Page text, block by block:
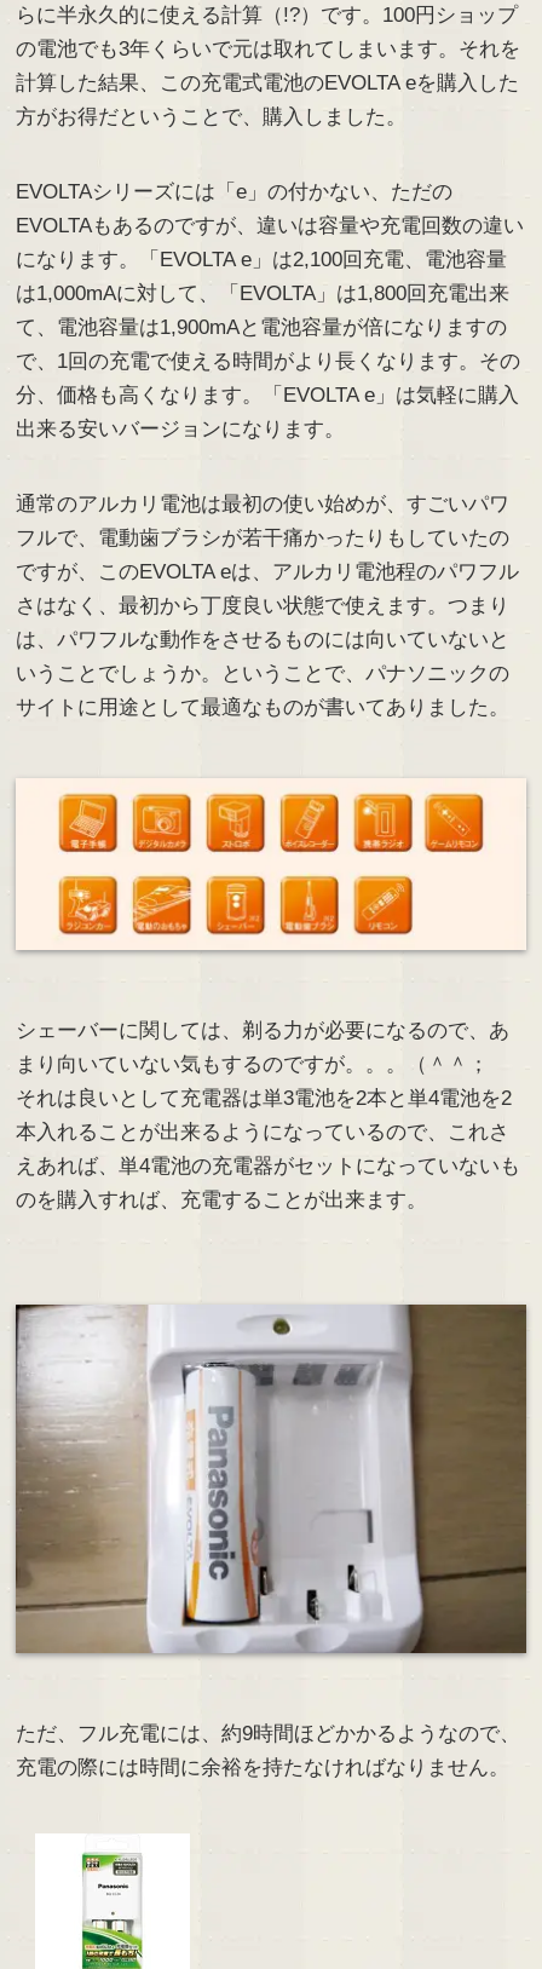
らに半永久的に使える計算（!?）です。100円ショップ
の電池でも3年くらいで元は取れてしまいます。それを
計算した結果、この充電式電池のEVOLTA eを購入した
方がお得だということで、購入しました。
EVOLTAシリーズには「e」の付かない、ただの
EVOLTAもあるのですが、違いは容量や充電回数の違い
になります。「EVOLTA e」は2,100回充電、電池容量
は1,000mAに対して、「EVOLTA」は1,800回充電出来
て、電池容量は1,900mAと電池容量が倍になりますの
で、1回の充電で使える時間がより長くなります。その
分、価格も高くなります。「EVOLTA e」は気軽に購入
出来る安いバージョンになります。
通常のアルカリ電池は最初の使い始めが、すごいパワ
フルで、電動歯ブラシが若干痛かったりもしていたの
ですが、このEVOLTA eは、アルカリ電池程のパワフル
さはなく、最初から丁度良い状態で使えます。つまり
は、パワフルな動作をさせるものには向いていないと
いうことでしょうか。ということで、パナソニックの
サイトに用途として最適なものが書いてありました。
シェーバーに関しては、剃る力が必要になるので、あ
まり向いていない気もするのですが。。。（＾＾；
それは良いとして充電器は単3電池を2本と単4電池を2
本入れることが出来るようになっているので、これさ
えあれば、単4電池の充電器がセットになっていないも
のを購入すれば、充電することが出来ます。
ただ、フル充電には、約9時間ほどかかるようなので、
充電の際には時間に余裕を持たなければなりません。